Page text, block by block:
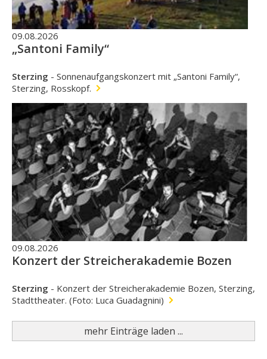
09.08.2026
„Santoni Family“
Sterzing - Sonnenaufgangskonzert mit „Santoni Family“,
Sterzing, Rosskopf.
09.08.2026
Konzert der Streicherakademie Bozen
Sterzing - Konzert der Streicherakademie Bozen, Sterzing,
Stadttheater. (Foto: Luca Guadagnini)
mehr Einträge laden ...